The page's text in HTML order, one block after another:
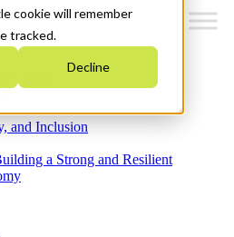
cookie will remember
tracked.
Decline
2030
and Inclusion
a Strong and Resilient